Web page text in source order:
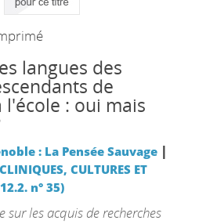
langues des
de
l'école : oui mais
: La Pensée Sauvage|
CULTURES ET
n° 35)
sur les acquis de recherches